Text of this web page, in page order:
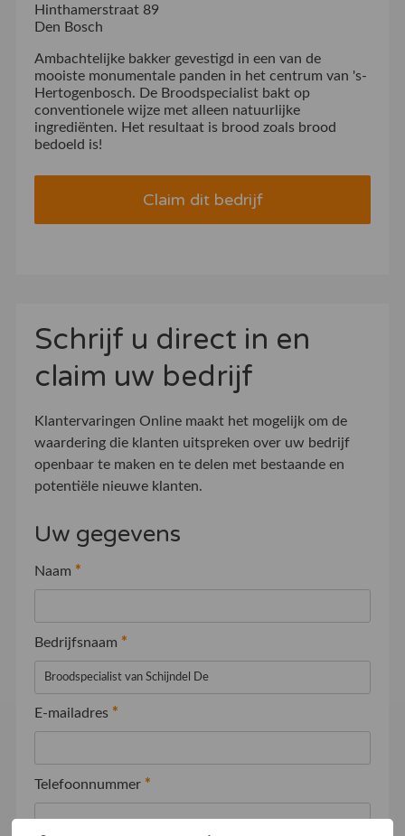
Hinthamerstraat 89
Den Bosch
Ambachtelijke bakker gevestigd in een van de
mooiste monumentale panden in het centrum van 's-
Hertogenbosch. De Broodspecialist bakt op
conventionele wijze met alleen natuurlijke
ingrediënten. Het resultaat is brood zoals brood
bedoeld is!
Claim dit bedrijf
Schrijf u direct in en
claim uw bedrijf
Klantervaringen Online maakt het mogelijk om de
waardering die klanten uitspreken over uw bedrijf
openbaar te maken en te delen met bestaande en
potentiële nieuwe klanten.
Uw gegevens
Naam *
Bedrijfsnaam *
E-mailadres *
Telefoonnummer *